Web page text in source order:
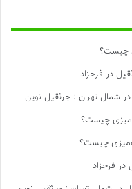
چیست؟
در فرحزاد
شمال تهران : جرثقیل نوین
چیست؟
چیست؟
در فرحزاد